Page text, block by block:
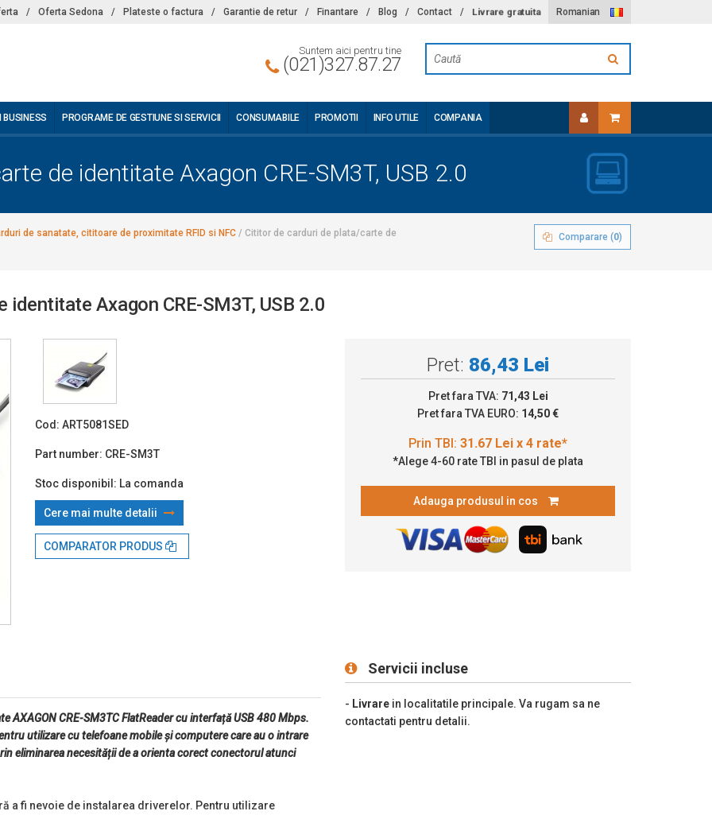
Romanian
/ Oferta Sedona / Plateste o factura / Garantie de retur / Finantare / Blog / Contact / Livrare gratuita
Suntem aici pentru tine
(021)327.87.27
BUSINESS PROGRAME DE GESTIUNE SI SERVICII CONSUMABILE PROMOTII INFO UTILE COMPANIA
de identitate Axagon CRE-SM3T, USB 2.0
de sanatate, cititoare de proximitate RFID si NFC / Cititor de carduri de plata/carte de
Comparare (0)
Axagon CRE-SM3T, USB 2.0
Cod: ART5081SED
Part number: CRE-SM3T
Stoc disponibil: La comanda
Cere mai multe detalii
COMPARATOR PRODUS
Pret: 86,43 Lei
Pret fara TVA: 71,43 Lei
Pret fara TVA EURO: 14,50 €
*Alege 4-60 rate TBI in pasul de plata
Adauga produsul in cos
CRE-SM3TC FlatReader cu interfață USB 480 Mbps.
utilizare cu telefoane mobile și computere care au o intrare
eliminarea necesității de a orienta corect conectorul atunci
a fi nevoie de instalarea driverelor. Pentru utilizare
Servicii incluse
- Livrare in localitatile principale. Va rugam sa ne
contactati pentru detalii.